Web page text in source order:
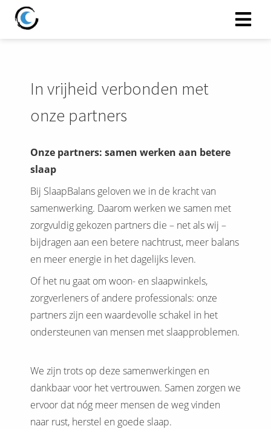
In vrijheid verbonden met
onze partners
Onze partners: samen werken aan betere
slaap
Bij SlaapBalans geloven we in de kracht van
samenwerking. Daarom werken we samen met
zorgvuldig gekozen partners die – net als wij –
bijdragen aan een betere nachtrust, meer balans
en meer energie in het dagelijks leven.
Of het nu gaat om woon- en slaapwinkels,
zorgverleners of andere professionals: onze
partners zijn een waardevolle schakel in het
ondersteunen van mensen met slaapproblemen.
We zijn trots op deze samenwerkingen en
dankbaar voor het vertrouwen. Samen zorgen we
ervoor dat nóg meer mensen de weg vinden
naar rust, herstel en goede slaap.